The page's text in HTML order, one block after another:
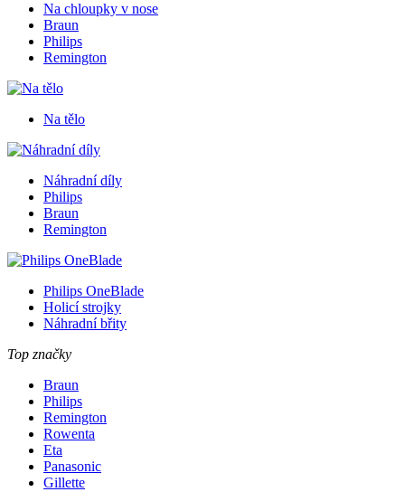
Na chloupky v nose
Braun
Philips
Remington
Na tělo
Náhradní díly
Philips
Braun
Remington
Philips OneBlade
Holicí strojky
Náhradní břity
Top značky
Braun
Philips
Remington
Rowenta
Eta
Panasonic
Gillette